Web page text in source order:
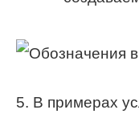
5. В примерах